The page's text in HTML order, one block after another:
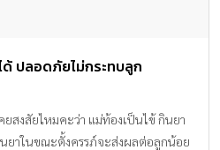
ด้ ปลอดภัยไม่กระทบลูก
ยสงสัยไหมคะว่า แม่ท้องเป็นไข้ กินยา
นยาในขณะตั้งครรภ์จะส่งผลต่อลูกน้อย